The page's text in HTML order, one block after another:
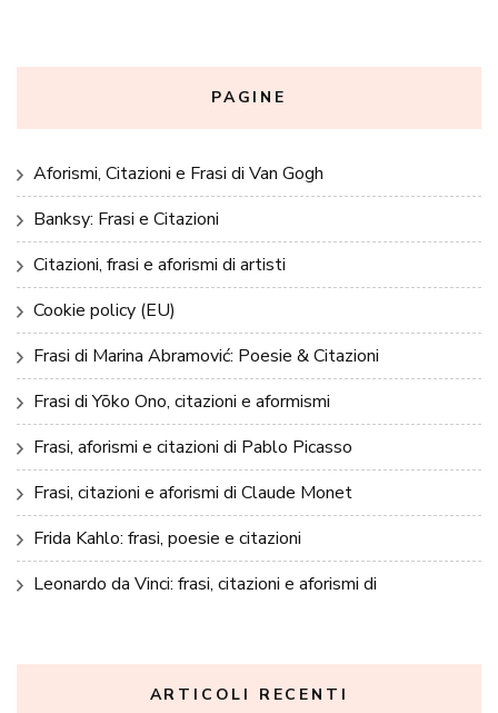
PAGINE
Aforismi, Citazioni e Frasi di Van Gogh
Banksy: Frasi e Citazioni
Citazioni, frasi e aforismi di artisti
Cookie policy (EU)
Frasi di Marina Abramović: Poesie & Citazioni
Frasi di Yōko Ono, citazioni e aformismi
Frasi, aforismi e citazioni di Pablo Picasso
Frasi, citazioni e aforismi di Claude Monet
Frida Kahlo: frasi, poesie e citazioni
Leonardo da Vinci: frasi, citazioni e aforismi di
ARTICOLI RECENTI